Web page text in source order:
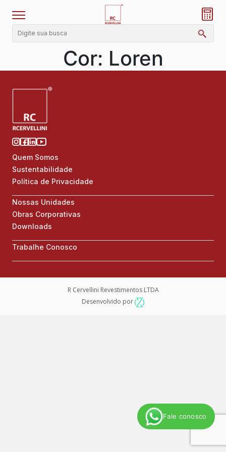
Fale conosco
Cor: Loren
Quem Somos
Sustentabilidade
Política de Privacidade
Nossas Unidades
Obras Corporativas
Downloads
Trabalhe Conosco
R Cervellini Revestimentos LTDA
Desenvolvido por